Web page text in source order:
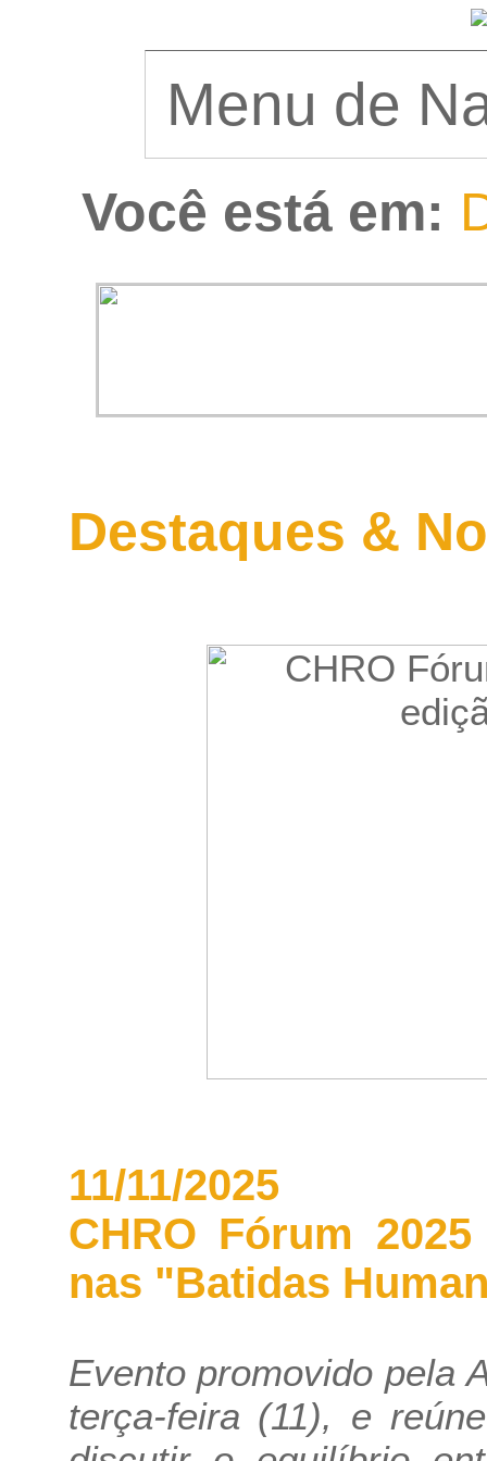
Você está em:
Destaques &
11/11/2025
CHRO Fórum
nas "Batidas
Evento promovido pela
terça-feira (11), e